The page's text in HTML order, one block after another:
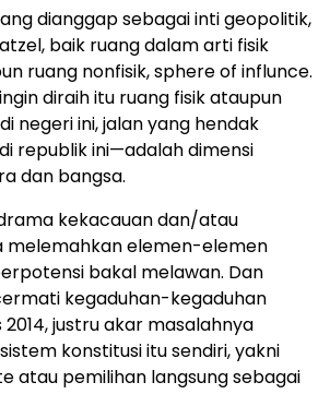
dianggap sebagai inti geopolitik,
baik ruang dalam arti fisik
ruang nonfisik, sphere of influnce.
diraih itu ruang fisik ataupun
negeri ini, jalan yang hendak
republik ini—adalah dimensi
dan bangsa.
kekacauan dan/atau
melemahkan elemen-elemen
bakal melawan. Dan
kegaduhan-kegaduhan
justru akar masalahnya
konstitusi itu sendiri, yakni
atau pemilihan langsung sebagai